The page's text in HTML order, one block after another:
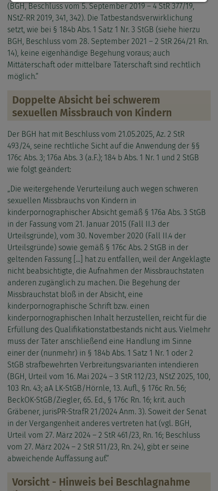
(BGH, Beschluss vom 5. September 2019 – 4 StR 377/19,
NStZ-RR 2019, 341, 342). Die Tatbestandsverwirklichung
setzt, wie bei § 184b Abs. 1 Satz 1 Nr. 3 StGB (siehe hierzu
BGH, Beschluss vom 28. September 2021 – 2 StR 264/21 Rn.
14), keine eigenhändige Begehung voraus; auch
Mittäterschaft oder mittelbare Täterschaft sind rechtlich
möglich.“
Doppelte Absicht bei schwerem
sexuellen Missbrauch von Kindern
Der BGH hat mit Beschluss vom 21.05.2025, Az. 2 StR
493/24, seine rechtliche Sicht auf die Anwendung der §§
176c Abs. 3; 176a Abs. 3 (a.F.); 184 b Abs. 1 Nr. 1 und 2 StGB
wie folgt geändert:
„Die weitergehende Verurteilung auch wegen schweren
sexuellen Missbrauchs von Kindern in
kinderpornographischer Absicht gemäß § 176a Abs. 3 StGB
in der Fassung vom 21. Januar 2015 (Fall II.3 der
Urteilsgründe), vom 30. November 2020 (Fall II.4 der
Urteilsgründe) sowie gemäß § 176c Abs. 2 StGB in der
geltenden Fassung [...] hat zu entfallen, weil der Angeklagte
nicht beabsichtigte, die Aufnahmen der Missbrauchstaten
anderen zugänglich zu machen. Die Begehung der
Missbrauchstat bloß in der Absicht, eine
kinderpornographische Schrift bzw. einen
kinderpornographischen Inhalt herzustellen, reicht für die
Erfüllung des Qualifikationstatbestands nicht aus. Vielmehr
muss der Täter anschließend eine Handlung im Sinne
einer der (nunmehr) in § 184b Abs. 1 Satz 1 Nr. 1 oder 2
StGB strafbewehrten Verbreitungsvarianten intendieren
(BGH, Urteil vom 16. Mai 2024 – 3 StR 112/23, NStZ 2025, 100,
103 Rn. 43; aA LK-StGB/Hörnle, 13. Aufl., § 176c Rn. 56;
BeckOK-StGB/Ziegler, 65. Ed., § 176c Rn. 16; krit. auch
Gräbener, jurisPR-StrafR 21/2024 Anm. 3). Soweit der Senat
in der Vergangenheit anderes vertreten hat (vgl. BGH,
Urteil vom 27. März 2024 – 2 StR 461/23, Rn. 16; Beschluss
vom 27. März 2024 – 2 StR 511/23, Rn. 24), gibt er seine
abweichende Auffassung auf.“
Vorsicht - Hinweis bei Beschlagnahme